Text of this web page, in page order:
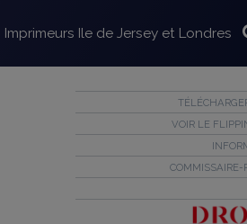
Imprimeurs Ile de Jersey et Londres
VOIR LE
COMMISSAIRE-